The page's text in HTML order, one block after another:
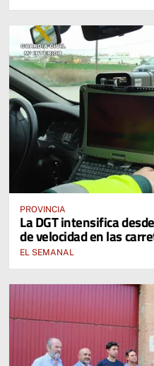
PROVINCIA
La DGT intensifica
de velocidad en las
EL SEMANAL